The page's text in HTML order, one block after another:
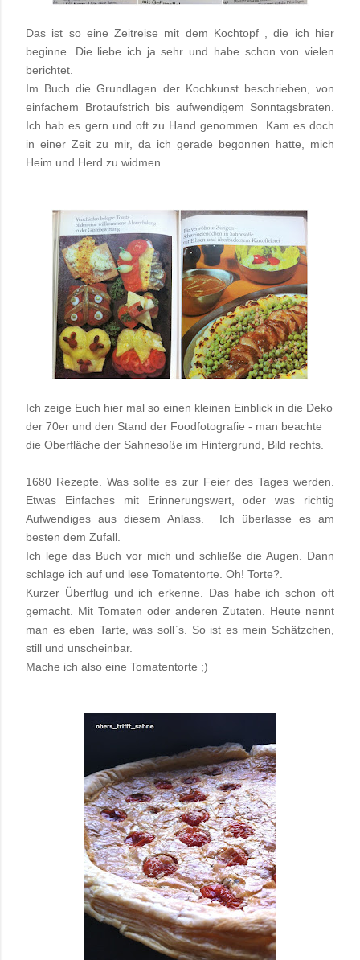
Das ist so eine Zeitreise mit dem Kochtopf , die ich hier
beginne. Die liebe ich ja sehr und habe schon von vielen
berichtet.
Im Buch die Grundlagen der Kochkunst beschrieben, von
einfachem Brotaufstrich bis aufwendigem Sonntagsbraten.
Ich hab es gern und oft zu Hand genommen. Kam es doch
in einer Zeit zu mir, da ich gerade begonnen hatte, mich
Heim und Herd zu widmen.
Ich zeige Euch hier mal so einen kleinen Einblick in die Deko
der 70er und den Stand der Foodfotografie - man beachte
die Oberfläche der Sahnesoße im Hintergrund, Bild rechts.
1680 Rezepte.
Was sollte es zur Feier des Tages werden.
Etwas Einfaches mit Erinnerungswert, oder was richtig
Aufwendiges aus diesem Anlass. Ich überlasse es am
besten dem Zufall.
Ich lege das Buch vor mich und schließe die Augen. Dann
schlage ich auf und lese Tomatentorte. Oh! Torte?.
Kurzer Überflug und ich erkenne. Das habe ich schon oft
gemacht. Mit Tomaten oder anderen Zutaten. Heute nennt
man es eben Tarte, was soll`s. So ist es mein Schätzchen,
still und unscheinbar.
Mache ich also eine Tomatentorte ;)